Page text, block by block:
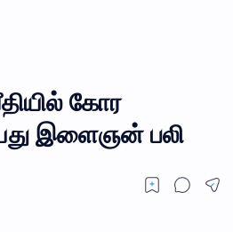
கோர
இளைஞன் பலி